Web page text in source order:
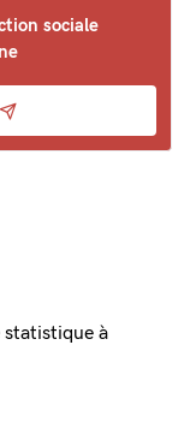
sociale
statistique à